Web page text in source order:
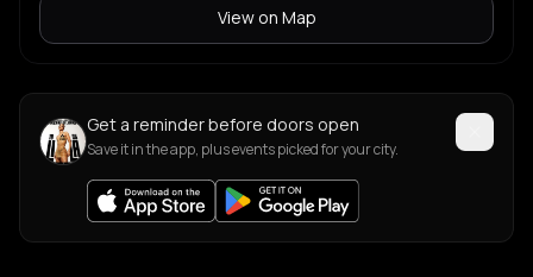
View on Map
Get a reminder before doors open
Save it in the app, plus events picked for your city.